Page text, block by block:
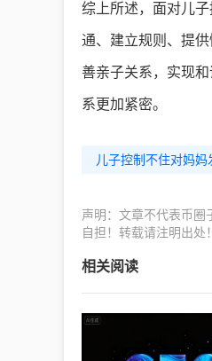
综上所述，面对儿
通、建立规则、提
善亲子关系，实现
系更加紧密。
儿子控制不住对妈
声明：文章不代表币圈
自担！转载请注明出处
相关阅读